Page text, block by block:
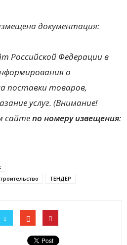
документация:
Российской Федерации в
о
поставки товаров,
услуг. (Внимание!
сайтепо номеру извещения:
ТЕНДЕР